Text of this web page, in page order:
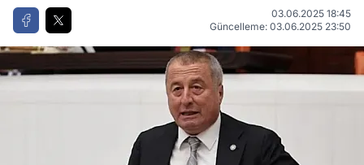
03.06.2025 18:45
Güncelleme: 03.06.2025 23:50